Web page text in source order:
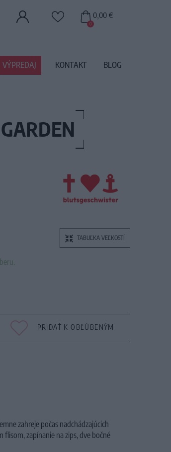
TABUĽKA VEĽKOSTÍ
PRIDAŤ K OBĽÚBENÝM
zahreje počas nadchádzajúcich
flisom, zapínanie na zips, dve bočné
0
0,00 €
VÝPREDAJ KONTAKT BLOG